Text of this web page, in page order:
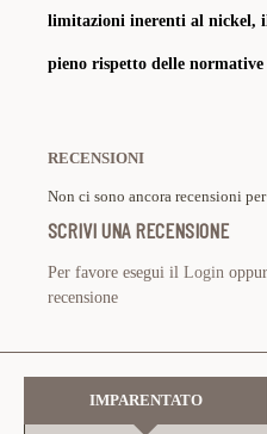
limitazioni inerenti al nickel,
pieno rispetto delle
RECENSIONI
Non ci sono ancora recensioni
SCRIVI UNA RECENSIONE
Per favore esegui il Login
recensione
IMPARENTATO